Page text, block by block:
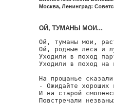
Москва, Ленинград:
ОЙ, ТУМАНЫ МОИ...
Ой, туманы мои,
Ой, родные леса и
Уходили в поход
Уходили в поход на
На прощанье
- Ожидайте хороших
И на старой
Повстречали